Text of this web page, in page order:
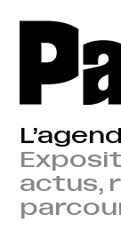
actus,